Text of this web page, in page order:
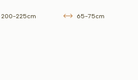
200-225cm 65-75cm